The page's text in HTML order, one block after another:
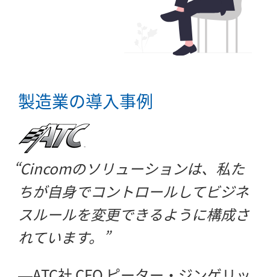
製造業の導入事例
Cincomのソリューションは、私た
ちが自身でコントロールしてビジネ
スルールを変更できるように構成さ
れています。